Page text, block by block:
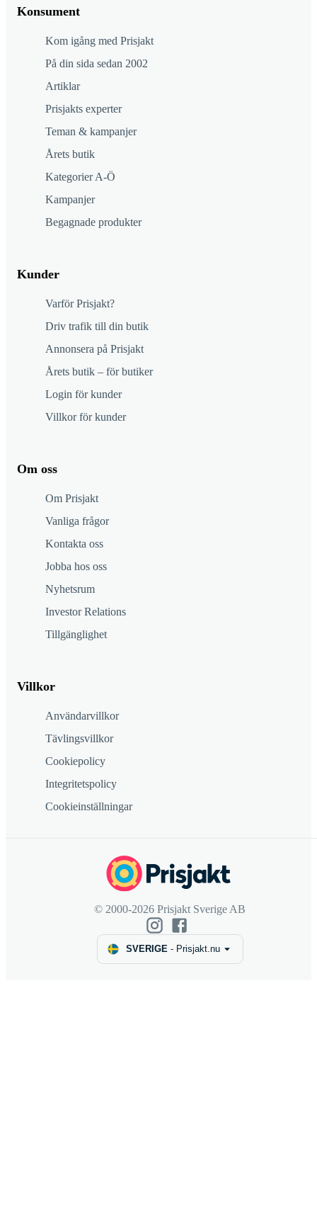
Konsument
Kom igång med Prisjakt
På din sida sedan 2002
Artiklar
Prisjakts experter
Teman & kampanjer
Årets butik
Kategorier A-Ö
Kampanjer
Begagnade produkter
Kunder
Varför Prisjakt?
Driv trafik till din butik
Annonsera på Prisjakt
Årets butik – för butiker
Login för kunder
Villkor för kunder
Om oss
Om Prisjakt
Vanliga frågor
Kontakta oss
Jobba hos oss
Nyhetsrum
Investor Relations
Tillgänglighet
Villkor
Användarvillkor
Tävlingsvillkor
Cookiepolicy
Integritetspolicy
Cookieinställningar
© 2000-2026 Prisjakt Sverige AB
SVERIGE- Prisjakt.nu